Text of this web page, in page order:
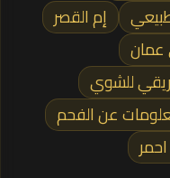
إم القصر
للشوي
عن الفحم